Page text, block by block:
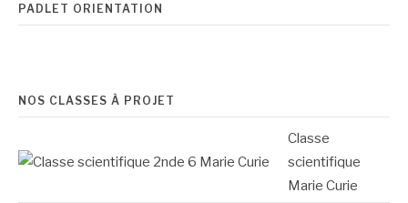
PADLET ORIENTATION
NOS CLASSES À PROJET
Classe
scientifique
Marie Curie